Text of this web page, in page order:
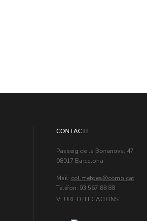
CONTACTE
Passeig de la Bonanova, 47
08017 Barcelona
Mail: col.metges
Teléfon: 93 567 88 88
VEURE DELEGACIONS